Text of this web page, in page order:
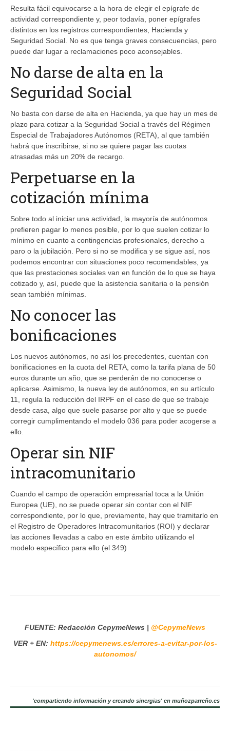
Resulta fácil equivocarse a la hora de elegir el epígrafe de
actividad correspondiente y, peor todavía, poner epígrafes
distintos en los registros correspondientes, Hacienda y
Seguridad Social. No es que tenga graves consecuencias, pero
puede dar lugar a reclamaciones poco aconsejables.
No darse de alta en la
Seguridad Social
No basta con darse de alta en Hacienda, ya que hay un mes de
plazo para cotizar a la Seguridad Social a través del Régimen
Especial de Trabajadores Autónomos (RETA), al que también
habrá que inscribirse, si no se quiere pagar las cuotas
atrasadas más un 20% de recargo.
Perpetuarse en la
cotización mínima
Sobre todo al iniciar una actividad, la mayoría de autónomos
prefieren pagar lo menos posible, por lo que suelen cotizar lo
mínimo en cuanto a contingencias profesionales, derecho a
paro o la jubilación. Pero si no se modifica y se sigue así, nos
podemos encontrar con situaciones poco recomendables, ya
que las prestaciones sociales van en función de lo que se haya
cotizado y, así, puede que la asistencia sanitaria o la pensión
sean también mínimas.
No conocer las
bonificaciones
Los nuevos autónomos, no así los precedentes, cuentan con
bonificaciones en la cuota del RETA, como la tarifa plana de 50
euros durante un año, que se perderán de no conocerse o
aplicarse. Asimismo, la nueva ley de autónomos, en su artículo
11, regula la reducción del IRPF en el caso de que se trabaje
desde casa, algo que suele pasarse por alto y que se puede
corregir cumplimentando el modelo 036 para poder acogerse a
ello.
Operar sin NIF
intracomunitario
Cuando el campo de operación empresarial toca a la Unión
Europea (UE), no se puede operar sin contar con el NIF
correspondiente, por lo que, previamente, hay que tramitarlo en
el Registro de Operadores Intracomunitarios (ROI) y declarar
las acciones llevadas a cabo en este ámbito utilizando el
modelo específico para ello (el 349)
FUENTE: Redacción CepymeNews | @CepymeNews
VER + EN: https://cepymenews.es/errores-a-evitar-por-los-
autonomos/
'compartiendo información y creando sinergias' en muñozparreño.es